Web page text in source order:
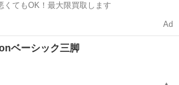
くてもOK！最大限買取します
Ad
ベーシック三脚